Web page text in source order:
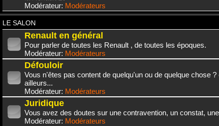
Modérateur: Modérateurs
LE SALON
Renault en général
Pour parler de toutes les Renault , de toutes les époques.
Modérateur: Modérateurs
Défouloir
Vous n'êtes pas content de quelqu'un ou de quelque chose
ailleurs...
Modérateur: Modérateurs
Juridique
Vous avez des doutes sur une contravention, un constat,
Modérateur: Modérateurs